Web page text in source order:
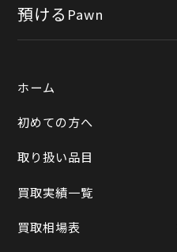
宅配買取
LINE査定
買取実績一覧
買取相場表
公式オンラインショップ
Yahooショッピング
Yahoo!オークション
メルカリ
ラクマ
預ける Pawn
ホーム
初めての方へ
取り扱い品目
買取実績一覧
買取相場表